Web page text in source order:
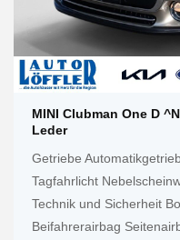
MINI Clubman One D
Leder
Getriebe
Tagfahrlicht
Technik und Sicherheit
Beifahrerairbag